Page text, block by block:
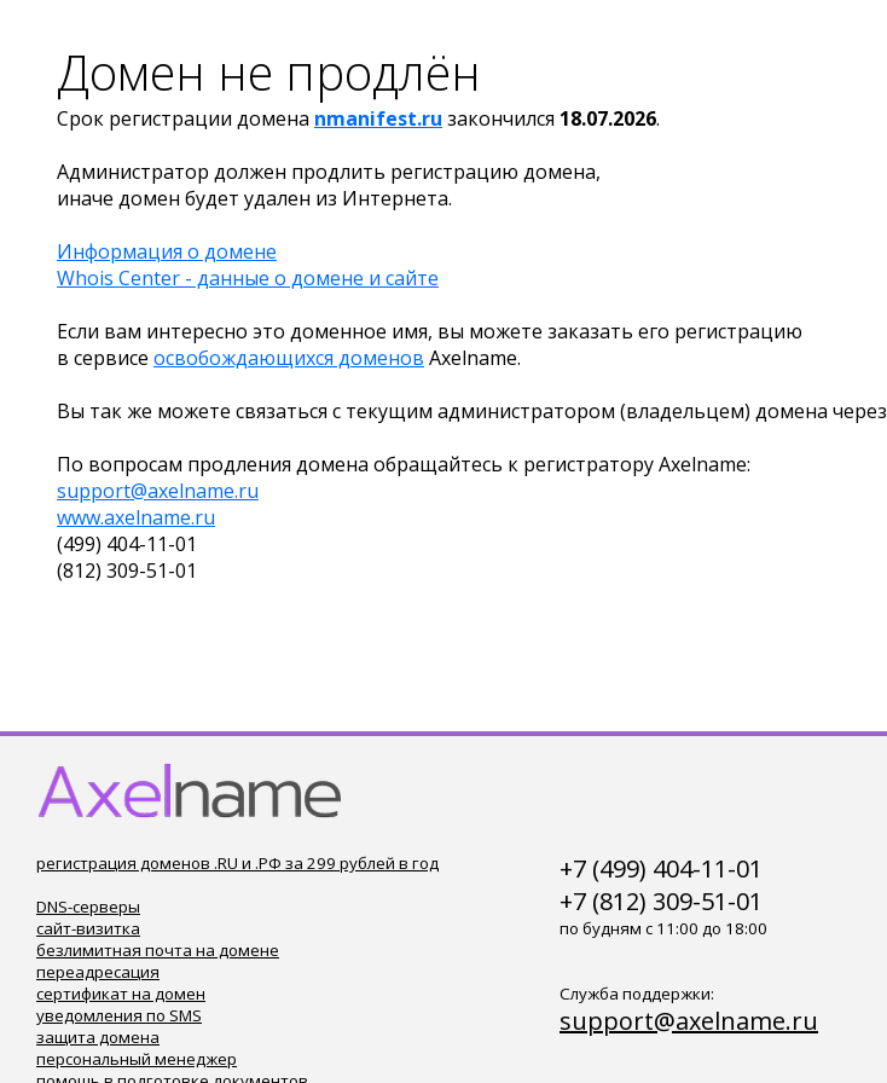
Домен не продлён
Срок регистрации домена nmanifest.ru закончился 18.07.2026.
Администратор должен продлить регистрацию домена,
иначе домен будет удален из Интернета.
Информация о домене
Whois Center - данные о домене и сайте
Если вам интересно это доменное имя, вы можете заказать его регистрацию
в сервисе освобождающихся доменов Axelname.
Вы так же можете связаться с текущим администратором (владельцем) домена через
По вопросам продления домена обращайтесь к регистратору Axelname:
support@axelname.ru
www.axelname.ru
(499) 404-11-01
(812) 309-51-01
регистрация доменов .RU и .РФ за 299 рублей в год
DNS-серверы
сайт-визитка
безлимитная почта на домене
переадресация
сертификат на домен
уведомления по SMS
защита домена
персональный менеджер
+7 (499) 404-11-01
+7 (812) 309-51-01
по будням с 11:00 до 18:00
Служба поддержки:
support@axelname.ru